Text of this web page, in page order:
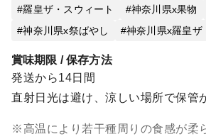
羅皇ザ・スウィート
神奈川県x果物
神奈川県x祭ばやし
神奈川県x羅皇ザ
賞味期限 / 保存方法
発送から14日間
直射日光は避け、涼しい場所で保管
※高温により若干種周りの食感が柔